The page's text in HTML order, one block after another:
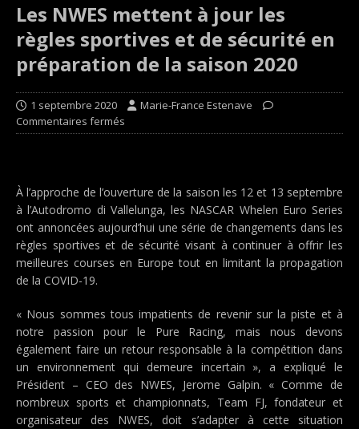
Les NWES mettent à jour les
règles sportives et de sécurité en
préparation de la saison 2020
1 septembre 2020
Marie-France Estenave
Commentaires fermés
À l’approche de l’ouverture de la saison les 12 et 13 septembre
à l’Autodromo di Vallelunga, les NASCAR Whelen Euro Series
ont annoncées aujourd’hui une série de changements dans les
règles sportives et de sécurité visant à continuer à offrir les
meilleures courses en Europe tout en limitant la propagation
de la COVID-19.
« Nous sommes tous impatients de revenir sur la piste et à
notre passion pour le Pure Racing, mais nous devons
également faire un retour responsable à la compétition dans
un environnement qui demeure incertain », a expliqué le
Président – CEO des NWES, Jerome Galpin. « Comme de
nombreux sports et championnats, Team FJ, fondateur et
organisateur des NWES, doit s’adapter à cette situation